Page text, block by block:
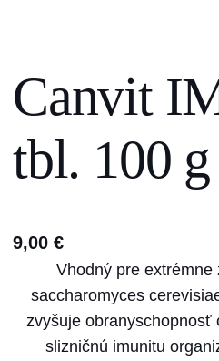
Canvit
tbl. 100 g
9,00 €
Vhodný pre
saccharomyces
zvyšuje obranyschopnosť
slizničnú imunitu